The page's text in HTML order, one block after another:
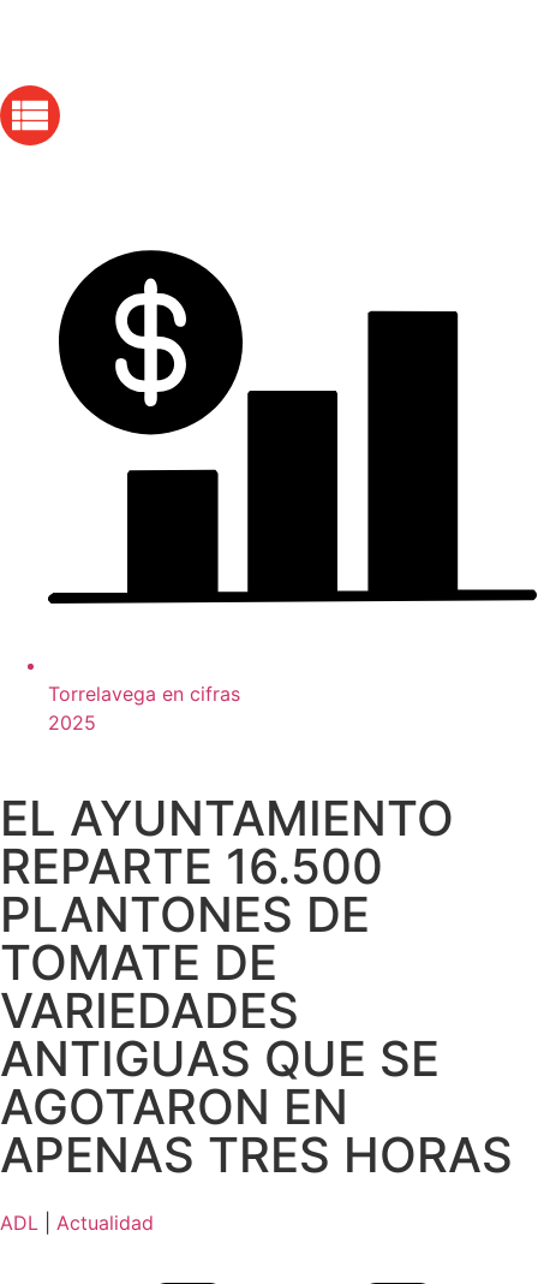
Torrelavega en cifras
2025
EL AYUNTAMIENTO
REPARTE 16.500
PLANTONES DE
TOMATE DE
VARIEDADES
ANTIGUAS QUE SE
AGOTARON EN
APENAS TRES HORAS
ADL Actualidad